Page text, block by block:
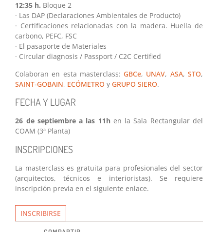
12:35 h. Bloque 2
· Las DAP (Declaraciones Ambientales de Producto)
· Certificaciones relacionadas con la madera. Huella de
carbono, PEFC, FSC
· El pasaporte de Materiales
· Circular diagnosis / Passport / C2C Certified
Colaboran en esta masterclass:GBCe, UNAV, ASA, STO,
SAINT-GOBAIN, ECÓMETRO yGRUPO SIERO.
FECHA Y LUGAR
26 de septiembre a las 11h en la Sala Rectangular del
COAM (3ª Planta)
INSCRIPCIONES
La masterclass es gratuita para profesionales del sector
(arquitectos, técnicos e interioristas). Se requiere
inscripción previa en el siguiente enlace.
INSCRIBIRSE